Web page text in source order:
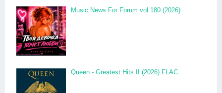
Music News For Forum vol.180 (2026)
Queen - Greatest Hits II (2026) FLAC